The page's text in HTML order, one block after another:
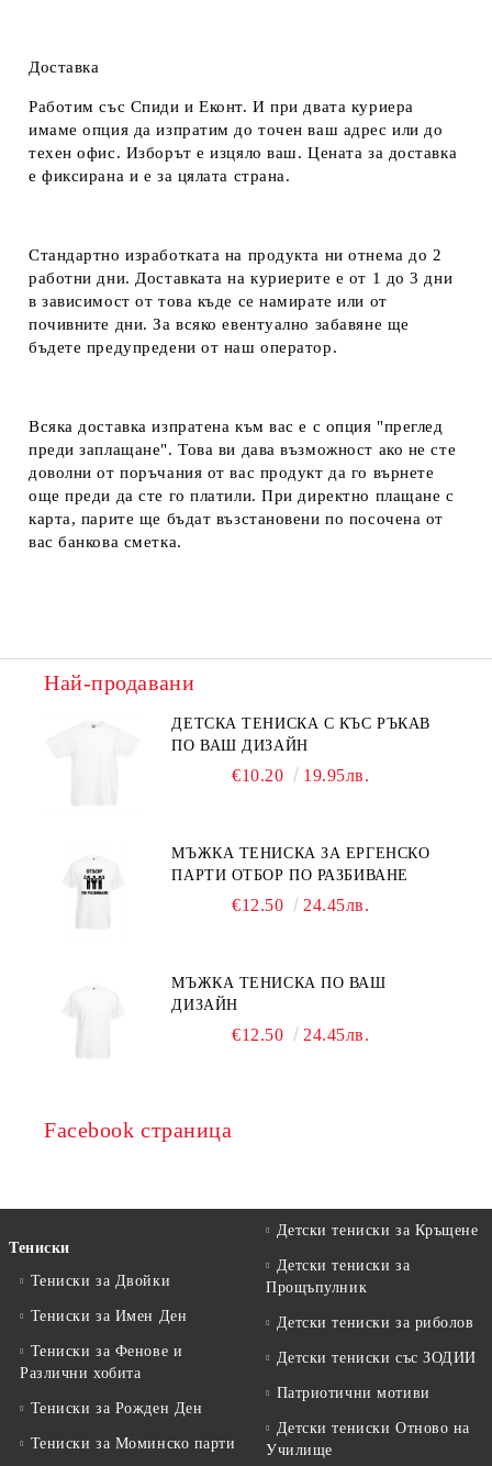
Доставка
Работим със Спиди и Еконт. И при двата куриера
имаме опция да изпратим до точен ваш адрес или до
техен офис. Изборът е изцяло ваш. Цената за доставка
е фиксирана и е за цялата страна.
Стандартно изработката на продукта ни отнема до 2
работни дни. Доставката на куриерите е от 1 до 3 дни
в зависимост от това къде се намирате или от
почивните дни. За всяко евентуално забавяне ще
бъдете предупредени от наш оператор.
Всяка доставка изпратена към вас е с опция "преглед
преди заплащане". Това ви дава възможност ако не сте
доволни от поръчания от вас продукт да го върнете
още преди да сте го платили. При директно плащане с
карта, парите ще бъдат възстановени по посочена от
вас банкова сметка.
Най-продавани
ДЕТСКА ТЕНИСКА С КЪС РЪКАВ
ПО ВАШ ДИЗАЙН
€10.20 19.95лв.
МЪЖКА ТЕНИСКА ЗА ЕРГЕНСКО
ПАРТИ ОТБОР ПО РАЗБИВАНЕ
€12.50 24.45лв.
МЪЖКА ТЕНИСКА ПО ВАШ
ДИЗАЙН
€12.50 24.45лв.
Facebook страница
Тениски
Тениски за Двойки
Тениски за Имен Ден
Тениски за Фенове и
Различни хобита
Тениски за Рожден Ден
Тениски за Mоминско парти
Детски тениски за Кръщене
Детски тениски за
Прощъпулник
Детски тениски за риболов
Детски тениски със ЗОДИИ
Патриотични мотиви
Детски тениски Отново на
Училище